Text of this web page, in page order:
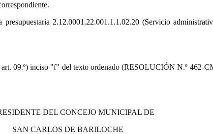
2.12.0001.22.001.1.1.02.20 (Servicio
09.º) inciso "f" del texto ordenado (RESOLUCIÓN N.º 462-
DEL CONCEJO MUNICIPAL DE
SAN CARLOS DE BARILOCHE